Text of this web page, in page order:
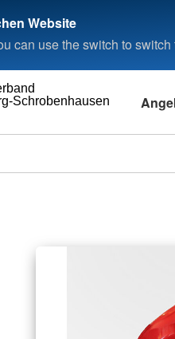
Website
can use the switch to
Schrobenhausen